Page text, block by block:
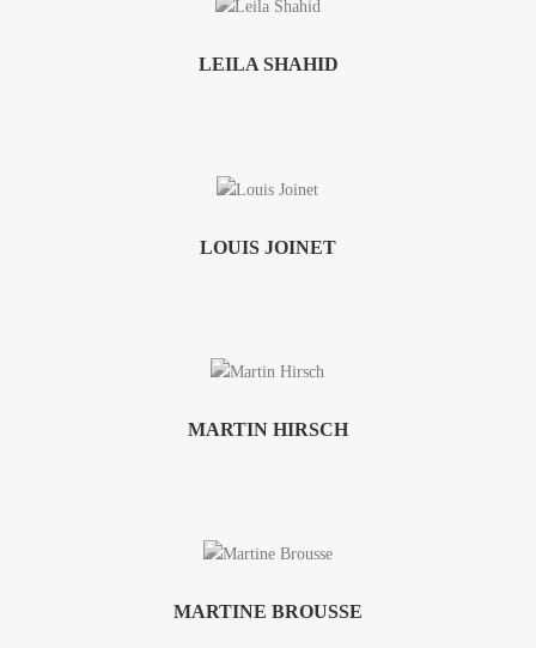
LEILA SHAHID
LOUIS JOINET
MARTIN HIRSCH
MARTINE BROUSSE